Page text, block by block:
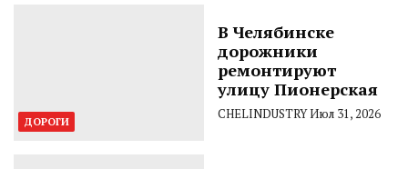
ДОРОГИ
В Челябинске
дорожники
ремонтируют
улицу Пионерская
CHELINDUSTRYИюл 31, 2026